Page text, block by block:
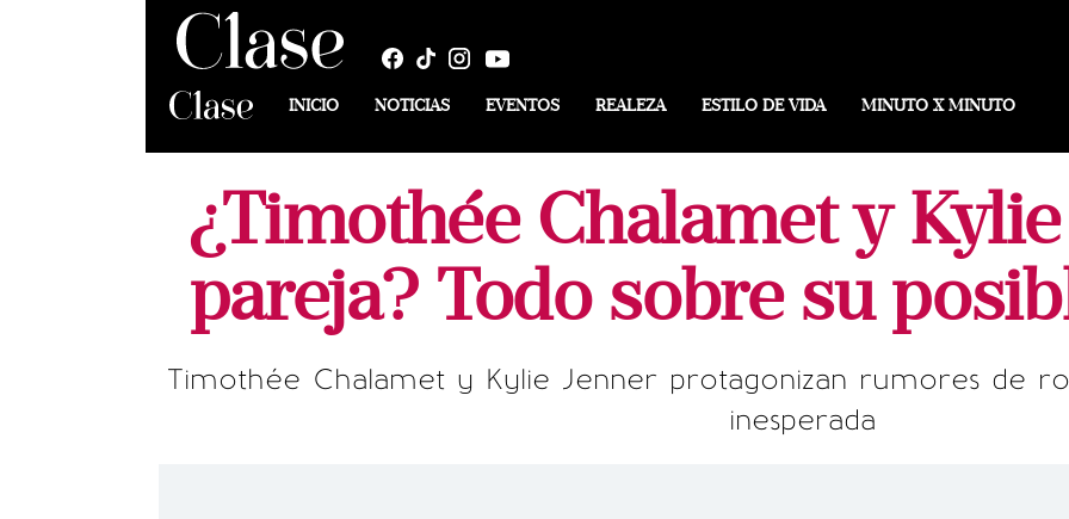
INICIO NOTICIAS EVENTOS REALEZA ESTILO DE VIDA MINUTO X MINUTO
¿Timothée Chalamet y
pareja? Todo sobre su
Timothée Chalamet y Kylie Jenner protagonizan rumores de
inesperada